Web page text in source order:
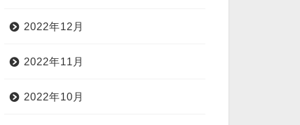
2022年12月
2022年11月
2022年10月